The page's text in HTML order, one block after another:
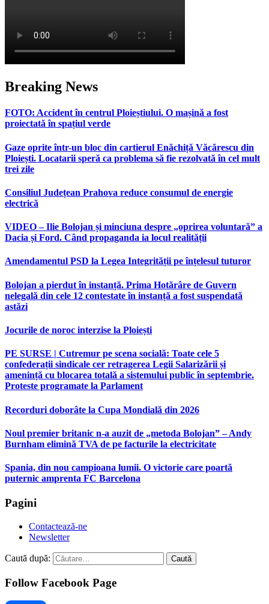
Breaking News
FOTO: Accident în centrul Ploieștiului. O mașină a fost
proiectată în spațiul verde
Gaze oprite într-un bloc din cartierul Enăchiță Văcărescu din
Ploiești. Locatarii speră ca problema să fie rezolvată în cel mult
trei zile
Consiliul Județean Prahova reduce consumul de energie
electrică
VIDEO – Ilie Bolojan și minciuna despre „oprirea voluntară” a
Dacia și Ford. Când propaganda ia locul realității
Amendamentul PSD la Legea Integrității pe înțelesul tuturor
Bolojan a pierdut în instanță. Prima Hotărâre de Guvern
nelegală din cele 12 contestate în instanță a fost suspendată
astăzi
Jocurile de noroc interzise la Ploiești
PE SURSE | Cutremur pe scena socială: Toate cele 5
confederații sindicale cer retragerea Legii Salarizării și
amenință cu blocarea totală a sistemului public în septembrie.
Proteste programate la Parlament
Recorduri doborâte la Cupa Mondială din 2026
Noul premier britanic n-a auzit de „metoda Bolojan” – Andy
Burnham elimină TVA de pe facturile la electricitate
Spania, din nou campioana lumii. O victorie care poartă
puternic amprenta FC Barcelona
Pagini
Contactează-ne
Newsletter
Caută după:
Follow Facebook Page